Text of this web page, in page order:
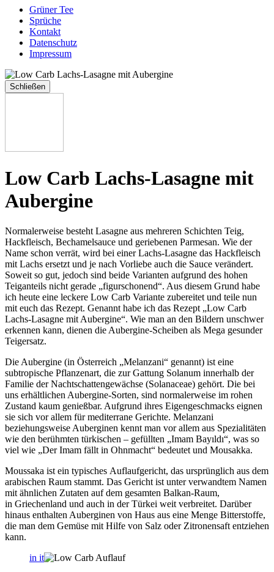
Grüner Tee
Sprüche
Kontakt
Datenschutz
Impressum
Schließen
Low Carb Lachs-Lasagne mit
Aubergine
Normalerweise besteht Lasagne aus mehreren Schichten Teig,
Hackfleisch, Bechamelsauce und geriebenen Parmesan. Wie der
Name schon verrät, wird bei einer Lachs-Lasagne das Hackfleisch
mit Lachs ersetzt und je nach Vorliebe auch die Sauce verändert.
Soweit so gut, jedoch sind beide Varianten aufgrund des hohen
Teiganteils nicht gerade „figurschonend“. Aus diesem Grund habe
ich heute eine leckere Low Carb Variante zubereitet und teile nun
mit euch das Rezept. Genannt habe ich das Rezept „Low Carb
Lachs-Lasagne mit Aubergine“. Wie man an den Bildern unschwer
erkennen kann, dienen die Aubergine-Scheiben als Mega gesunder
Teigersatz.
Die Aubergine (in Österreich „Melanzani“ genannt) ist eine
subtropische Pflanzenart, die zur Gattung Solanum innerhalb der
Familie der Nachtschattengewächse (Solanaceae) gehört. Die bei
uns erhältlichen Aubergine-Sorten, sind normalerweise im rohen
Zustand kaum genießbar. Aufgrund ihres Eigengeschmacks eignen
sie sich vor allem für mediterrane Gerichte. Melanzani
beziehungsweise Auberginen kennt man vor allem aus Spezialitäten
wie den berühmten türkischen – gefüllten „Imam Bayıldı“, was so
viel wie „Der Imam fällt in Ohnmacht“ bedeutet und Mousakka.
Moussaka ist ein typisches Auflaufgericht, das ursprünglich aus dem
arabischen Raum stammt. Das Gericht ist unter verwandtem Namen
mit ähnlichen Zutaten auf dem gesamten Balkan-Raum,
in Griechenland und auch in der Türkei weit verbreitet. Darüber
hinaus enthalten Auberginen von Haus aus eine Menge Bitterstoffe,
die man dem Gemüse mit Hilfe von Salz oder Zitronensaft entziehen
kann.
in it